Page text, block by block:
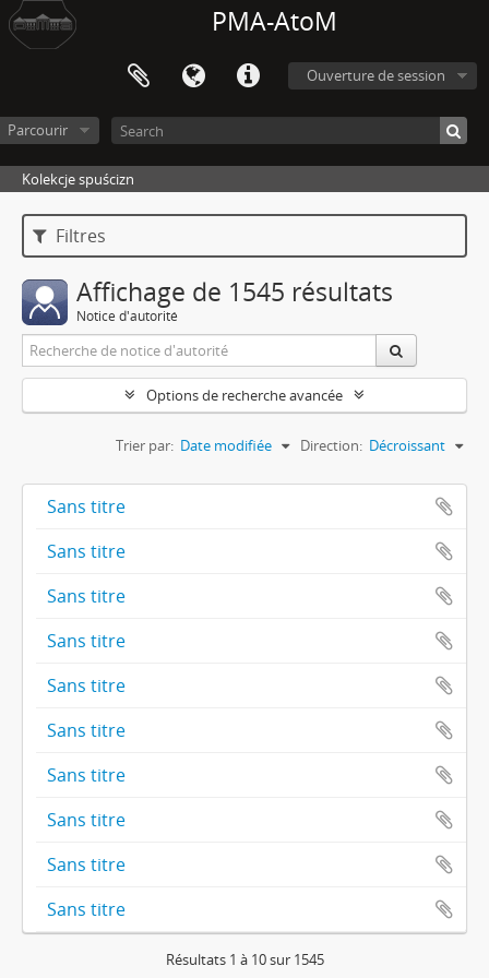
PMA-AtoM
Ouverture de session
Parcourir
Kolekcje spuścizn
Filtres
Affichage de 1545 résultats
Notice d'autorité
Options de recherche avancée
Trier par: Date modifiée Direction: Décroissant
Sans titre
Sans titre
Sans titre
Sans titre
Sans titre
Sans titre
Sans titre
Sans titre
Sans titre
Sans titre
Résultats 1 à 10 sur 1545